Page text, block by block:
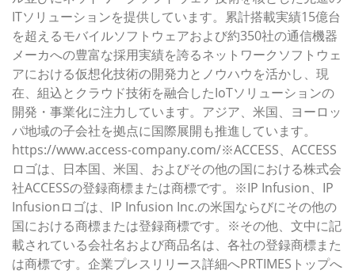
ITソリューションを提供しています。累計搭載実績15億台
を超えるモバイルソフトウェアおよび約350社の通信機器
メーカへの豊富な採用実績を誇るネットワークソフトウェ
アにおける仮想化技術の開発力とノウハウを活かし、現
在、組込とクラウド技術を融合したIoTソリューションの
開発・事業化に注力しています。アジア、米国、ヨーロッ
パ地域の子会社を拠点に国際展開も推進しています。
https://www.access-company.com/※ACCESS、ACCESS
ロゴは、日本国、米国、およびその他の国における株式会
社ACCESSの登録商標または商標です。※IP Infusion、IP
Infusionロゴは、IP Infusion Inc.の米国ならびにその他の
国における商標または登録商標です。※その他、文中に記
載されている会社名および商品名は、各社の登録商標また
は商標です。企業プレスリリース詳細へPRTIMESトップへ